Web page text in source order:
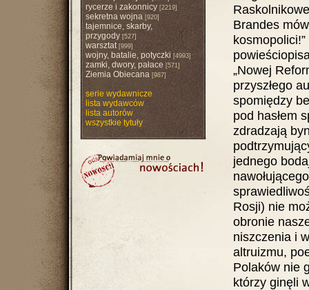
rycerze i zakonnicy[2219]
sekretna wojna[920]
tajemnice, skarby,
przygody[527]
warsztat[999]
wojny, batalie, potyczki [4993]
zamki, dwory, pałace [571]
Ziemia Obiecana[987]
serie wydawnicze
lista wydawców
lista autorów
wszystkie tytuły
Brandes
„Nowej
przyszłego
spomiędzy
pod hasłem
zdradzają
jednego
Rosji) nie
obronie
niszczenia i
altruizmu,
Polaków nie
którzy ginęli